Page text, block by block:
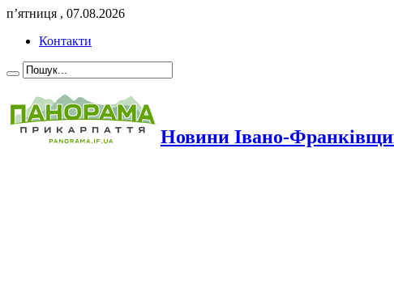
п’ятниця , 07.08.2026
Контакти
Новини Івано-